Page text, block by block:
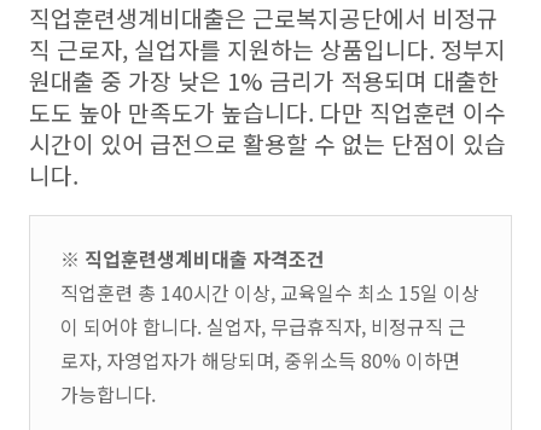
직업훈련생계비대출은 근로복지공단에서 비정규
직 근로자, 실업자를 지원하는 상품입니다. 정부지
원대출 중 가장 낮은 1% 금리가 적용되며 대출한
도도 높아 만족도가 높습니다. 다만 직업훈련 이수
시간이 있어 급전으로 활용할 수 없는 단점이 있습
니다.
※ 직업훈련생계비대출 자격조건
직업훈련 총 140시간 이상, 교육일수 최소 15일 이상
이 되어야 합니다. 실업자, 무급휴직자, 비정규직 근
로자, 자영업자가 해당되며, 중위소득 80% 이하면
가능합니다.